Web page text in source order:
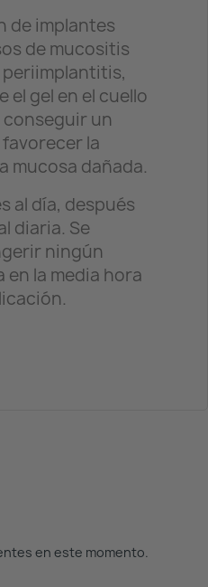
de implantes
de mucositis
el gel en el cuello
un
la
mucosa dañada.
al día, después
diaria. Se
ningún
en la media hora
en este momento.